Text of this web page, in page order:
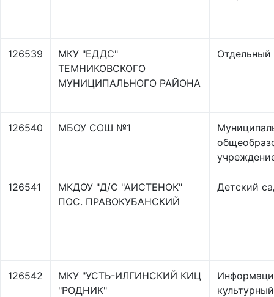
126539
МКУ "ЕДДС"
ТЕМНИКОВСКОГО
МУНИЦИПАЛЬНОГО РАЙОНА
Отдельный
126540 МБОУ СОШ №1
126541
МКДОУ "Д/С "АИСТЕНОК"
ПОС. ПРАВОКУБАНСКИЙ
Детский
126542
МКУ "УСТЬ-ИЛГИНСКИЙ КИЦ
"РОДНИК"